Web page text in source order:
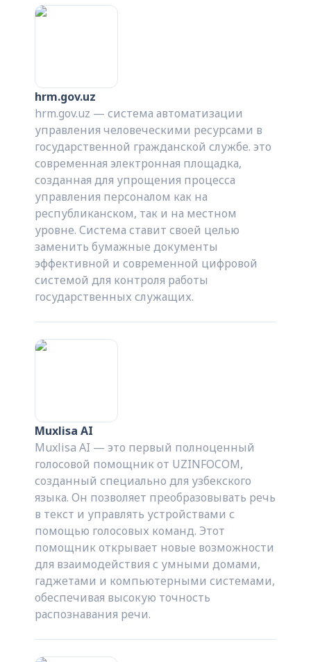
hrm.gov.uz
hrm.gov.uz — система автоматизации
управления человеческими ресурсами в
государственной гражданской службе. это
современная электронная площадка,
созданная для упрощения процесса
управления персоналом как на
республиканском, так и на местном
уровне. Система ставит своей целью
заменить бумажные документы
эффективной и современной цифровой
системой для контроля работы
государственных служащих.
Muxlisa AI
Muxlisa AI — это первый полноценный
голосовой помощник от UZINFOCOM,
созданный специально для узбекского
языка. Он позволяет преобразовывать речь
в текст и управлять устройствами с
помощью голосовых команд. Этот
помощник открывает новые возможности
для взаимодействия с умными домами,
гаджетами и компьютерными системами,
обеспечивая высокую точность
распознавания речи.